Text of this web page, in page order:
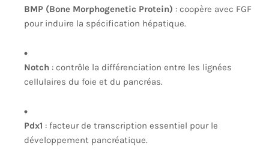
BMP (Bone Morphogenetic Protein) : coopère avec FGF
pour induire la spécification hépatique.
Notch : contrôle la différenciation entre les lignées
cellulaires du foie et du pancréas.
Pdx1 : facteur de transcription essentiel pour le
développement pancréatique.